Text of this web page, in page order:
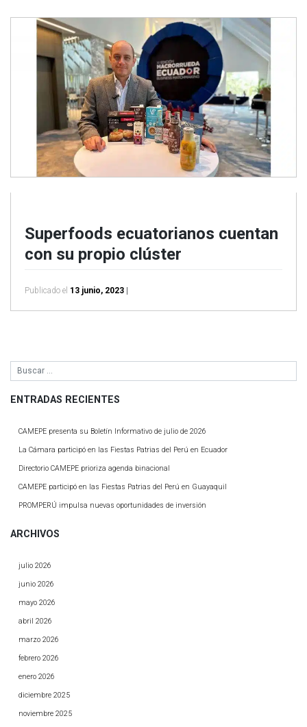
Superfoods ecuatorianos cuentan
con su propio clúster
Publicado el 13 junio, 2023 |
ENTRADAS RECIENTES
CAMEPE presenta su Boletín Informativo de julio de 2026
La Cámara participó en las Fiestas Patrias del Perú en Ecuador
Directorio CAMEPE prioriza agenda binacional
CAMEPE participó en las Fiestas Patrias del Perú en Guayaquil
PROMPERÚ impulsa nuevas oportunidades de inversión
ARCHIVOS
julio 2026
junio 2026
mayo 2026
abril 2026
marzo 2026
febrero 2026
enero 2026
diciembre 2025
noviembre 2025